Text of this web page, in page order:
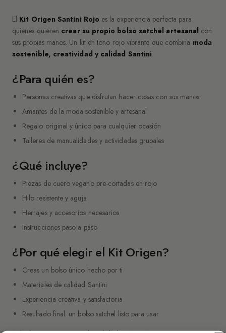
El Kit Origen Santini Rojo es la experiencia perfecta para
quienes quieren crear su propio bolso satchel artesanal con
sus propias manos. Un kit en tono rojo vibrante que combina moda
sostenible, creatividad y calidad Santini.
¿Para quién es?
Personas creativas que disfrutan hacer cosas con sus manos
Amantes de la moda sostenible y artesanal
Regalo original y único para cualquier ocasión
Talleres de manualidades y actividades grupales
¿Qué incluye?
Piezas de cuero vegano pre-cortadas en rojo
Hilo resistente y aguja
Herrajes y accesorios necesarios
Instrucciones paso a paso
¿Por qué elegir el Kit Origen?
Creas un bolso único hecho por ti
Materiales de calidad Santini
Experiencia creativa y satisfactoria
Resultado final: un bolso satchel listo para usar